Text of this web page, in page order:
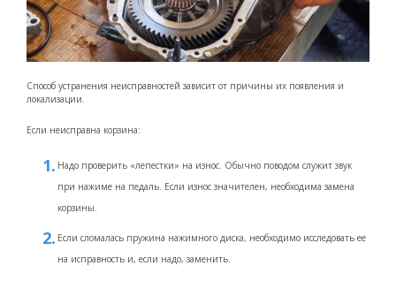
Способ устранения неисправностей зависит от причины их появления и
локализации.
Если неисправна корзина:
Надо проверить «лепестки» на износ. Обычно поводом служит звук
при нажиме на педаль. Если износ значителен, необходима замена
корзины.
Если сломалась пружина нажимного диска, необходимо исследовать ее
на исправность и, если надо, заменить.